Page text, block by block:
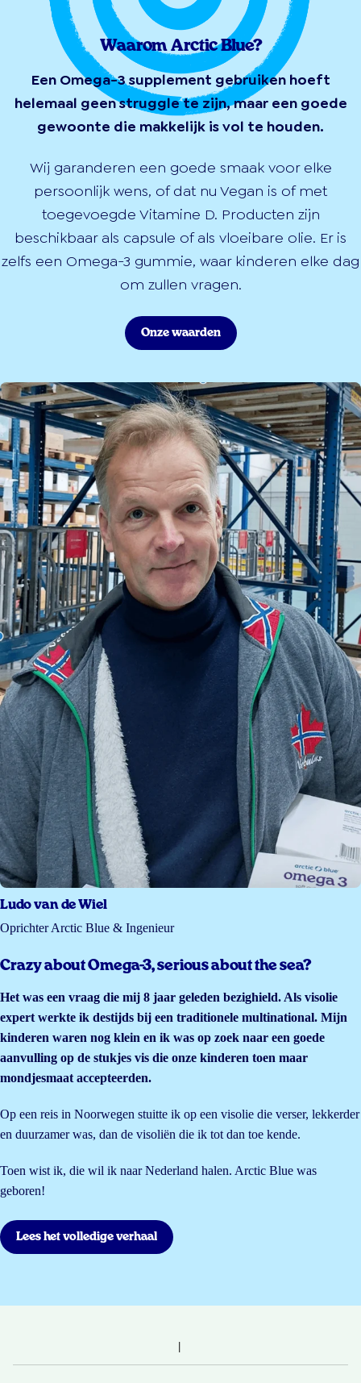
Waarom Arctic Blue?
Een Omega-3 supplement gebruiken hoeft
helemaal geen struggle te zijn, maar een goede
gewoonte die makkelijk is vol te houden.
Wij garanderen een goede smaak voor elke
persoonlijk wens, of dat nu Vegan is of met
toegevoegde Vitamine D. Producten zijn
beschikbaar als capsule of als vloeibare olie. Er is
zelfs een Omega-3 gummie, waar kinderen elke dag
om zullen vragen.
Onze waarden
Ludo van de Wiel
Oprichter Arctic Blue & Ingenieur
Crazy about Omega-3, serious about the sea?
Het was een vraag die mij 8 jaar geleden bezighield. Als visolie
expert werkte ik destijds bij een traditionele multinational. Mijn
kinderen waren nog klein en ik was op zoek naar een goede
aanvulling op de stukjes vis die onze kinderen toen maar
mondjesmaat accepteerden.
Op een reis in Noorwegen stuitte ik op een visolie die verser, lekkerder
en duurzamer was, dan de visoliën die ik tot dan toe kende.
Toen wist ik, die wil ik naar Nederland halen. Arctic Blue was
geboren!
Lees het volledige verhaal